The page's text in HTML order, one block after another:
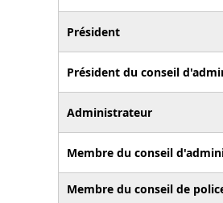
Président
Président du conseil
Administrateur
Membre du conseil
Membre du conseil de